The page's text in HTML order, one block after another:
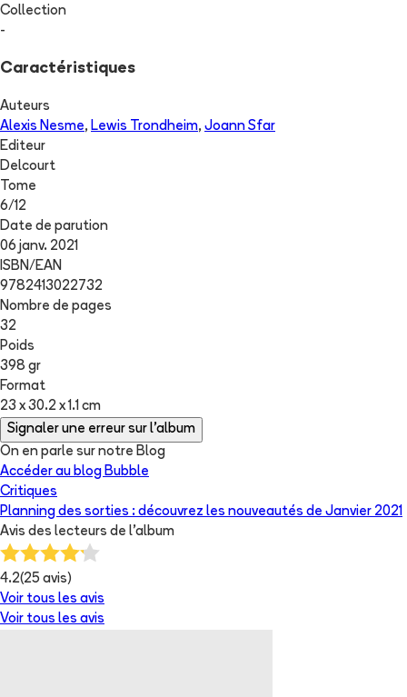
Collection
-
Caractéristiques
Auteurs
Alexis Nesme, Lewis Trondheim, Joann Sfar
Editeur
Delcourt
Tome
6/12
Date de parution
06 janv. 2021
ISBN/EAN
9782413022732
Nombre de pages
32
Poids
398 gr
Format
23 x 30.2 x 1.1 cm
Signaler une erreur sur l'album
On en parle sur notre Blog
Accéder au blog Bubble
Critiques
Planning des sorties : découvrez les nouveautés de Janvier 2021
Avis des lecteurs de l'album
4.2(25 avis)
Voir tous les avis
Voir tous les avis